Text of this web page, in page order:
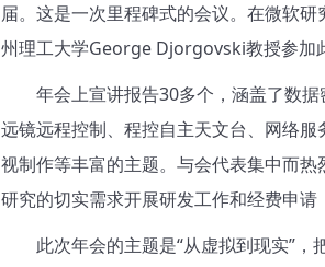
届。这是一次里程碑式的会议。在微软
州理工大学George Djorgovski教授参加
年会上宣讲报告30多个，涵盖了数据
远镜远程控制、程控自主天文台、网络
视制作等丰富的主题。与会代表集中而
研究的切实需求开展研发工作和经费申请
此次年会的主题是“从虚拟到现实”，